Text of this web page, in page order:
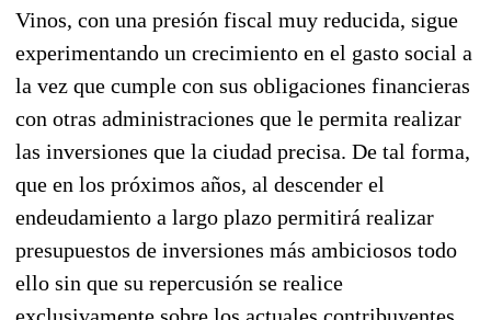
Vinos, con una presión fiscal muy reducida, sigue
experimentando un crecimiento en el gasto social a
la vez que cumple con sus obligaciones financieras
con otras administraciones que le permita realizar
las inversiones que la ciudad precisa. De tal forma,
que en los próximos años, al descender el
endeudamiento a largo plazo permitirá realizar
presupuestos de inversiones más ambiciosos todo
ello sin que su repercusión se realice